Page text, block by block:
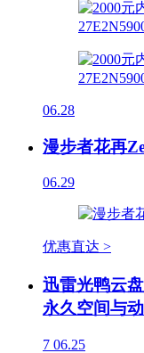
06.28
漫步者花再
06.29
优惠直达 >
迅雷光鸭云
永久空间与
7 06.25